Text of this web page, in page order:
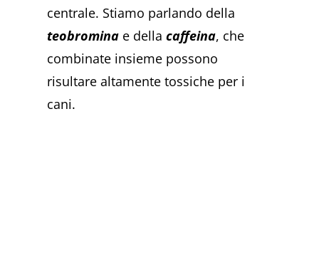
centrale. Stiamo parlando della
teobromina e dellacaffeina, che
combinate insieme possono
risultare altamente tossiche per i
cani.